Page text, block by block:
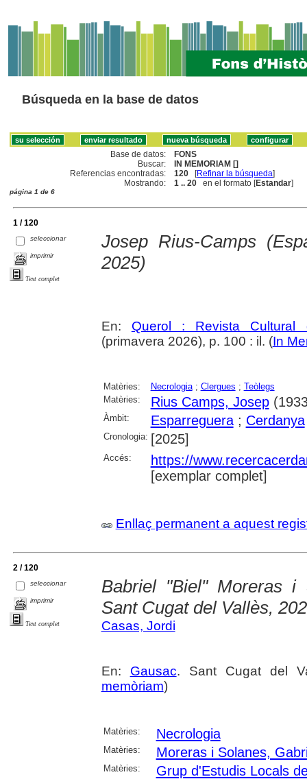
Búsqueda en la base de datos
Base de datos:
FONS
Buscar:
IN MEMORIAM []
Referencias encontradas:
120 [Refinar la búsqueda]
Mostrando:
1 .. 20 en el formato [Estandar]
página 1 de 6
1 / 120
seleccionar
imprimir
Text complet
Josep Rius-Camps
2025)
En: Querol : Revista Cultural
(primavera 2026), p. 100 : il. (In
Matèries: Necrologia; Clergues ; Teòlegs
Matèries:
Rius Camps, Josep
Àmbit: Esparreguera; Cerdanya
Cronologia: [2025]
Accés:
https://
[exemplar complet]
Enllaç permanent a aquest
2 / 120
seleccionar
imprimir
Text complet
Babriel "Biel" Moreras i
Sant Cugat del Vallès,
Casas, Jordi
En: Gausac. Sant Cugat del
memòriam)
Matèries: Necrologia
Matèries: Moreras i Solanes,
Matèries: Grup d'Estudis Locals